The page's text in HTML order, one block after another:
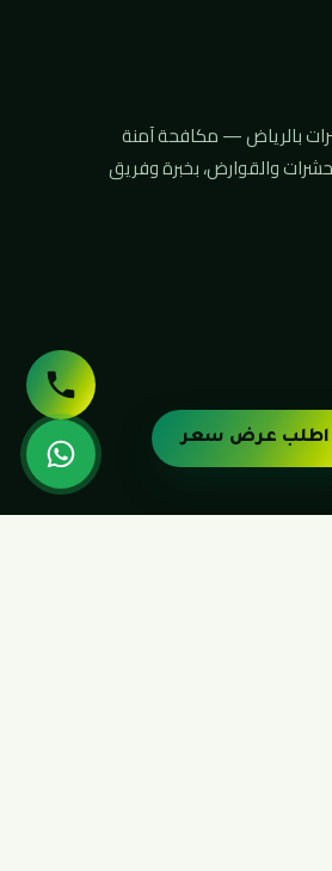
بالرياض — مكافحة آمنة
والقوارض، بخبرة وفريق
اطلب عرض سعر